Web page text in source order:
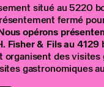
situé au 5220
fermé
opérons
Fisher & Fils au 4129
organisent des visites
gastronomiques